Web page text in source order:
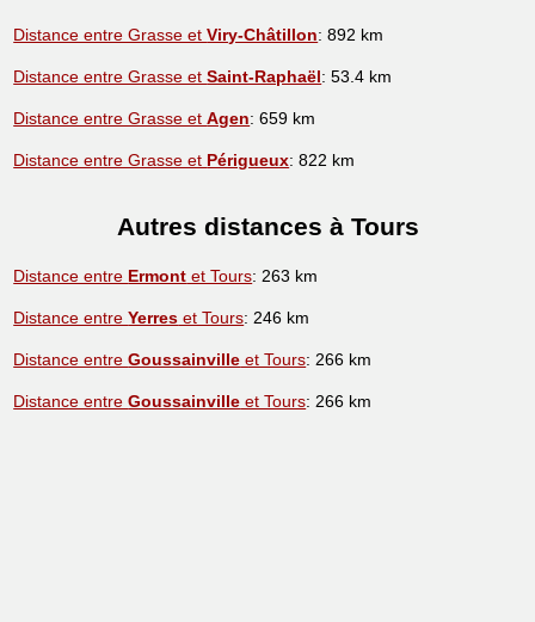
Distance entre Grasse etViry-Châtillon: 892 km
Distance entre Grasse etSaint-Raphaël: 53.4 km
Distance entre Grasse etAgen: 659 km
Distance entre Grasse et Périgueux: 822 km
Autres distances à Tours
Distance entre Ermont et Tours: 263 km
Distance entreYerres et Tours: 246 km
Distance entreGoussainville et Tours: 266 km
Distance entreGoussainville et Tours: 266 km